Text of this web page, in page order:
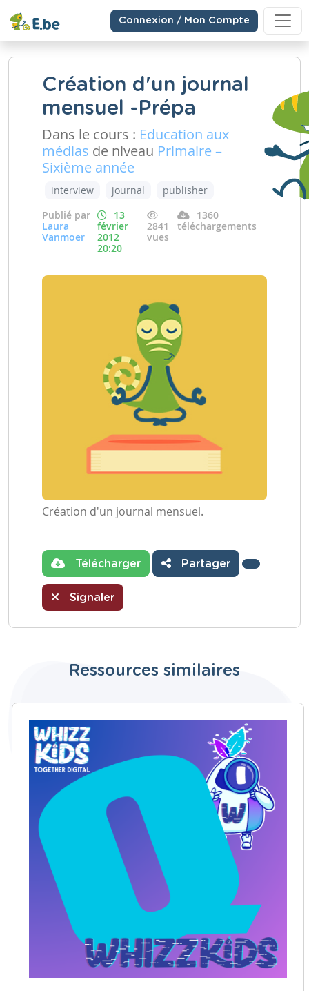
Connexion / Mon Compte
Création d'un journal
mensuel -Prépa
Dans le cours : Education aux
médias de niveau Primaire –
Sixième année
interview journal
publisher
Publié par
Laura
Vanmoer
13
février
2012
20:20
2841
vues
1360
téléchargements
Création d'un journal mensuel.
Télécharger Partager
Signaler
Ressources similaires